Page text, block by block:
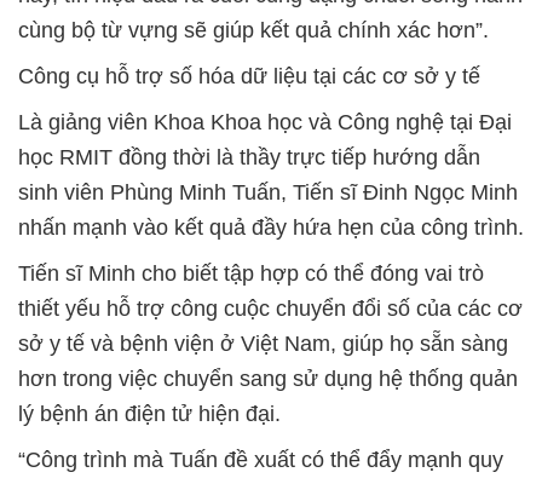
cùng bộ từ vựng sẽ giúp kết quả chính xác hơn”.
Công cụ hỗ trợ số hóa dữ liệu tại các cơ sở y tế
Là giảng viên Khoa Khoa học và Công nghệ tại Đại
học RMIT đồng thời là thầy trực tiếp hướng dẫn
sinh viên Phùng Minh Tuấn, Tiến sĩ Đinh Ngọc Minh
nhấn mạnh vào kết quả đầy hứa hẹn của công trình.
Tiến sĩ Minh cho biết tập hợp có thể đóng vai trò
thiết yếu hỗ trợ công cuộc chuyển đổi số của các cơ
sở y tế và bệnh viện ở Việt Nam, giúp họ sẵn sàng
hơn trong việc chuyển sang sử dụng hệ thống quản
lý bệnh án điện tử hiện đại.
“Công trình mà Tuấn đề xuất có thể đẩy mạnh quy